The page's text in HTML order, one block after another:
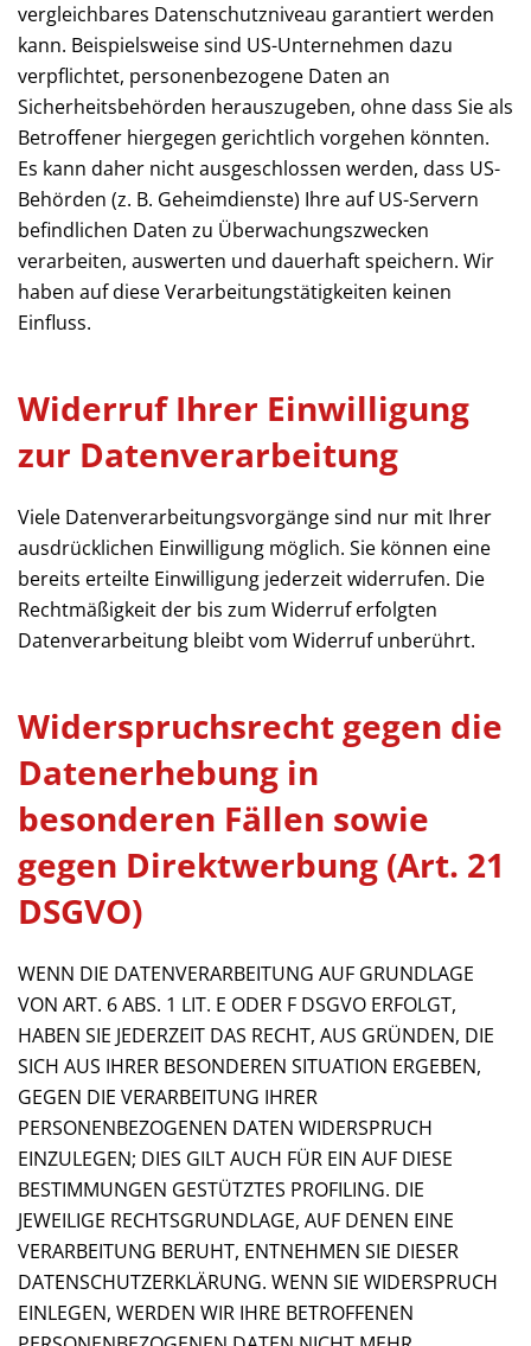
vergleichbares Datenschutzniveau garantiert werden
kann. Beispielsweise sind US-Unternehmen dazu
verpflichtet, personenbezogene Daten an
Sicherheitsbehörden herauszugeben, ohne dass Sie als
Betroffener hiergegen gerichtlich vorgehen könnten.
Es kann daher nicht ausgeschlossen werden, dass US-
Behörden (z. B. Geheimdienste) Ihre auf US-Servern
befindlichen Daten zu Überwachungszwecken
verarbeiten, auswerten und dauerhaft speichern. Wir
haben auf diese Verarbeitungstätigkeiten keinen
Einfluss.
Widerruf Ihrer Einwilligung
zur Datenverarbeitung
Viele Datenverarbeitungsvorgänge sind nur mit Ihrer
ausdrücklichen Einwilligung möglich. Sie können eine
bereits erteilte Einwilligung jederzeit widerrufen. Die
Rechtmäßigkeit der bis zum Widerruf erfolgten
Datenverarbeitung bleibt vom Widerruf unberührt.
Widerspruchsrecht gegen die
Datenerhebung in
besonderen Fällen sowie
gegen Direktwerbung (Art. 21
DSGVO)
WENN DIE DATENVERARBEITUNG AUF GRUNDLAGE
VON ART. 6 ABS. 1 LIT. E ODER F DSGVO ERFOLGT,
HABEN SIE JEDERZEIT DAS RECHT, AUS GRÜNDEN, DIE
SICH AUS IHRER BESONDEREN SITUATION ERGEBEN,
GEGEN DIE VERARBEITUNG IHRER
PERSONENBEZOGENEN DATEN WIDERSPRUCH
EINZULEGEN; DIES GILT AUCH FÜR EIN AUF DIESE
BESTIMMUNGEN GESTÜTZTES PROFILING. DIE
JEWEILIGE RECHTSGRUNDLAGE, AUF DENEN EINE
VERARBEITUNG BERUHT, ENTNEHMEN SIE DIESER
DATENSCHUTZERKLÄRUNG. WENN SIE WIDERSPRUCH
EINLEGEN, WERDEN WIR IHRE BETROFFENEN